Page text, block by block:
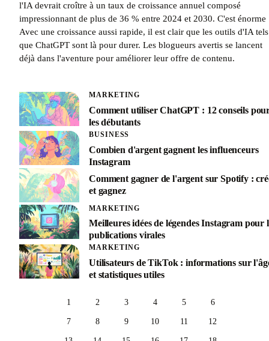
l'IA devrait croître à un taux de croissance annuel composé
impressionnant de plus de 36 % entre 2024 et 2030. C'est énorme
Avec une croissance aussi rapide, il est clair que les outils d'IA tels
que ChatGPT sont là pour durer. Les blogueurs avertis se lancent
déjà dans l'aventure pour améliorer leur offre de contenu.
MARKETING
Comment utiliser ChatGPT : 12 conseils
les débutants
BUSINESS
Combien d'argent gagnent les influenceurs
Instagram
Comment gagner de l'argent sur Spotify :
et gagnez
MARKETING
Meilleures idées de légendes Instagram pour
publications virales
MARKETING
Utilisateurs de TikTok : informations sur
et statistiques utiles
1 2 3 4 5 6
7 8 9 10 11 12